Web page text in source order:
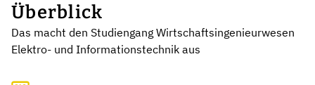
Überblick
Das macht den Studiengang Wirtschaftsingenieurwesen
Elektro- und Informationstechnik aus